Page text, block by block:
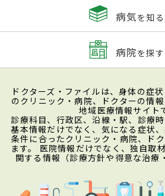
病気を知る
病院を探す
ドクターズ・ファイルは、身体の症
のクリニック・病院、ドクターの情
地域医療情報サイト
診療科目、行政区、沿線・駅、診療
基本情報だけでなく、気になる症状
条件に合ったクリニック・病院、ド
ます。 医院情報だけでなく、独自取
関する情報（診療方針や得意な治療